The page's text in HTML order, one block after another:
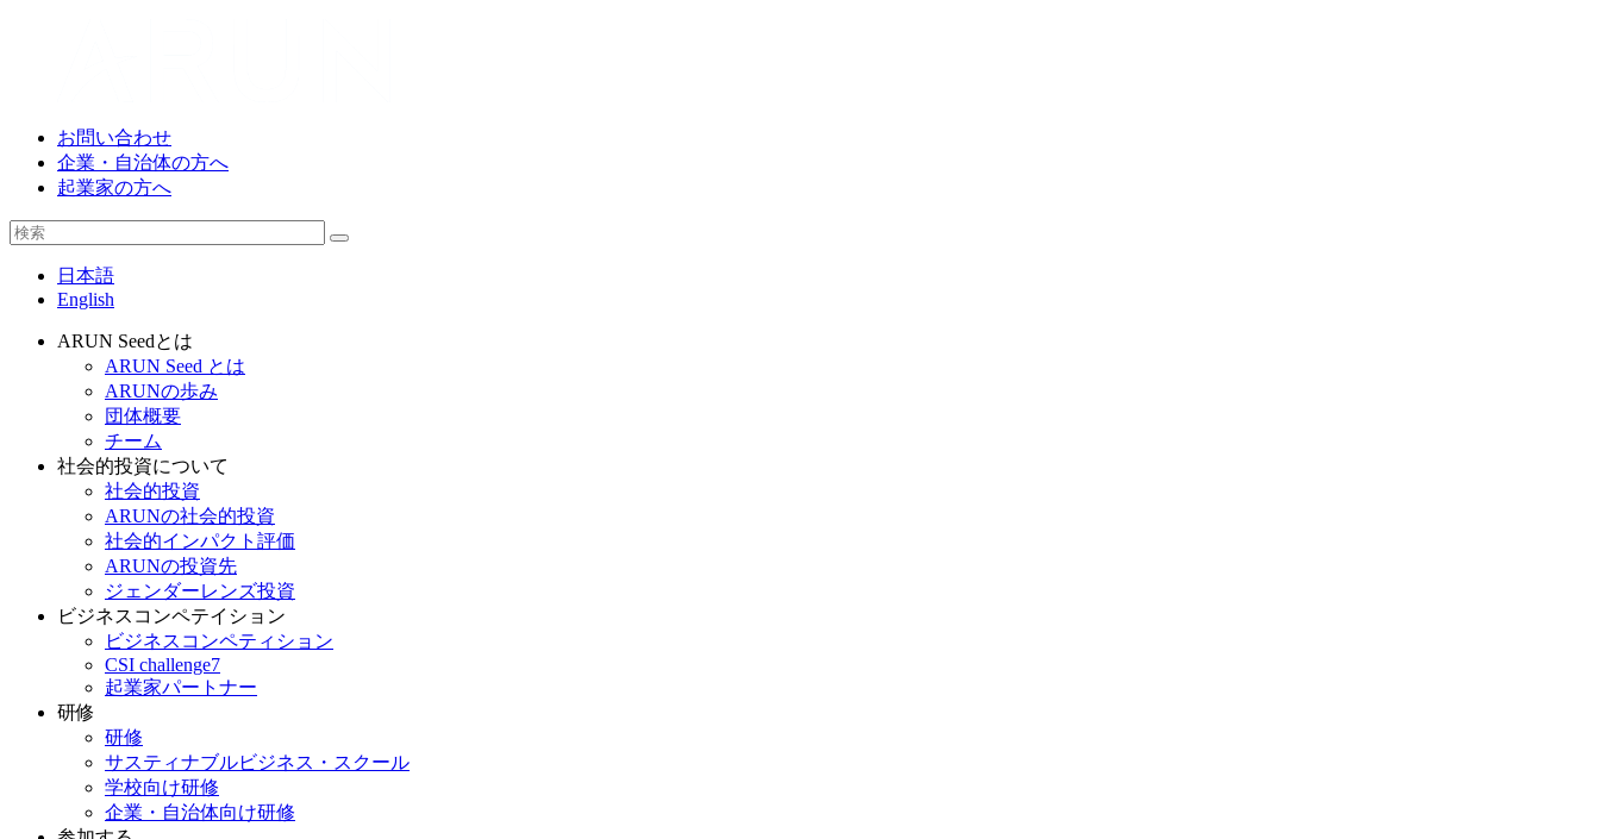
お問い合わせ
企業・自治体の方へ
起業家の方へ
日本語
English
ARUN Seedとは
ARUN Seed とは
ARUNの歩み
団体概要
チーム
社会的投資について
社会的投資
ARUNの社会的投資
社会的インパクト評価
ARUNの投資先
ジェンダーレンズ投資
ビジネスコンペテイション
ビジネスコンペティション
CSI challenge7
起業家パートナー
研修
研修
サスティナブルビジネス・スクール
学校向け研修
企業・自治体向け研修